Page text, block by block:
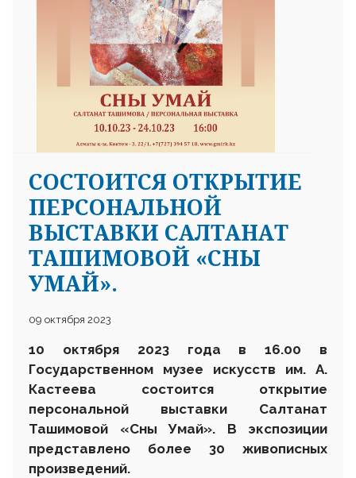
СОСТОИТСЯ ОТКРЫТИЕ
ПЕРСОНАЛЬНОЙ
ВЫСТАВКИ САЛТАНАТ
ТАШИМОВОЙ «СНЫ
УМАЙ».
09 октября 2023
10 октября 2023 года в 16.00 в
Государственном музее искусств им. А.
Кастеева состоится открытие
персональной выставки Салтанат
Ташимовой «Сны Умай». В экспозиции
представлено более 30 живописных
произведений.